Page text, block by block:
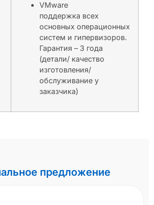
VMware
поддержка всех
основных операционных
систем и гипервизоров.
Гарантия – 3 года
(детали/ качество
изготовления/
обслуживание у
заказчика)
предложение